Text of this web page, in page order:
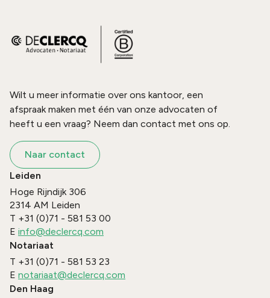
Wilt u meer informatie over ons kantoor, een
afspraak maken met één van onze advocaten of
heeft u een vraag? Neem dan contact met ons op.
Naar contact
Leiden
Hoge Rijndijk 306
2314 AM Leiden
T +31 (0)71 - 581 53 00
E info@declercq.com
Notariaat
T +31 (0)71 - 581 53 23
E notariaat@declercq.com
Den Haag